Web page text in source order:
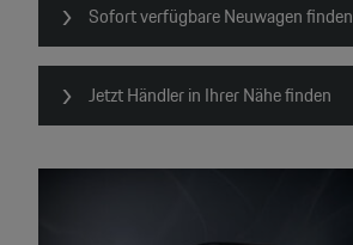
Sofort verfügbare Neuwagen finden
Jetzt Händler in Ihrer Nähe finden